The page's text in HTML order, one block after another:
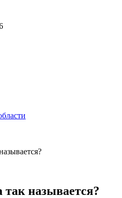
называется?